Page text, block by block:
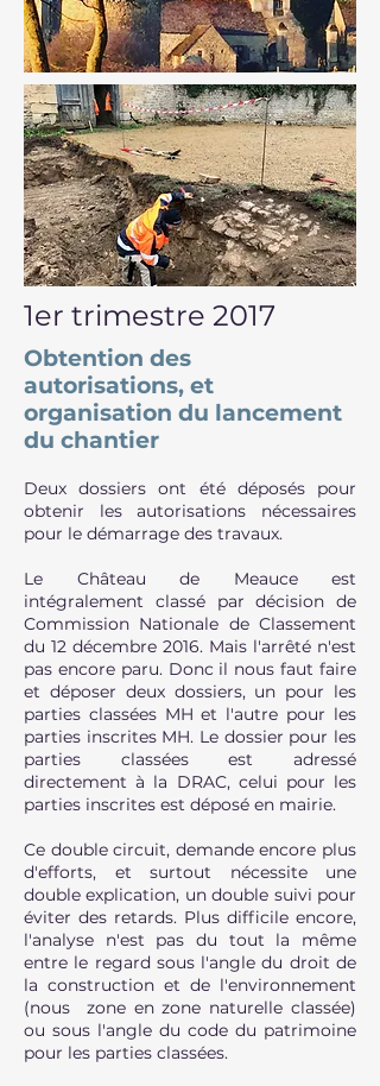
1er trimestre 2017
Obtention des
autorisations, et
organisation du lancement
du chantier
Deux dossiers ont été déposés pour
obtenir les autorisations nécessaires
pour le démarrage des travaux.
Le Château de Meauce est
intégralement classé par décision de
Commission Nationale de Classement
du 12 décembre 2016. Mais l'arrêté n'est
pas encore paru. Donc il nous faut faire
et déposer deux dossiers, un pour les
parties classées MH et l'autre pour les
parties inscrites MH. Le dossier pour les
parties classées est adressé
directement à la DRAC, celui pour les
parties inscrites est déposé en mairie.
Ce double circuit, demande encore plus
d'efforts, et surtout nécessite une
double explication, un double suivi pour
éviter des retards. Plus difficile encore,
l'analyse n'est pas du tout la même
entre le regard sous l'angle du droit de
la construction et de l'environnement
(nous zone en zone naturelle classée)
ou sous l'angle du code du patrimoine
pour les parties classées.